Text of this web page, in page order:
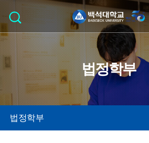
법정학부
법정학부